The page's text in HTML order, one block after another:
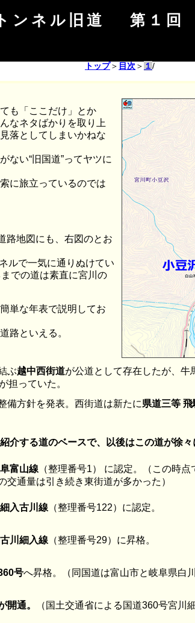
ンネル旧道 第１回
トップ＞ 目次 ＞ １/
も「ここだけ」とか
なネタばかりを取り上
落としてしまいかねな
ない“旧国道”ってヤツに
に旅立っているのでは
路地図にも、右図のとお
ルで一気に通りぬけてい
での道は素直に宮川の
単な年表で説明してお
路といえる。
ぶ越中西街道が公道として存在したが、
担っていた。
備方針を発表。西街道は新たに県道三等 飛
介する道のベースで、以後はこの道が徐々
富山線 （整理番号1） に認定。（この時
通量は引き続き東街道が多かった）
入古川線 （整理番号122）に認定。
川細入線 （整理番号29）に昇格。
号へ昇格。（同国道は富山市と岐阜県白
開通。 （国土交通省による国道360号宮川